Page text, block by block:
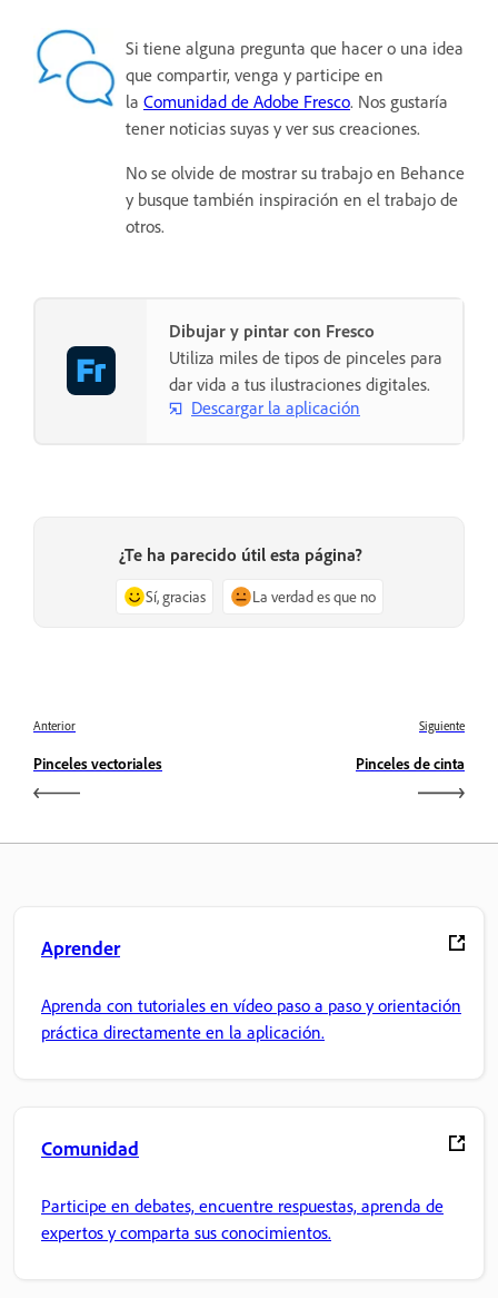
Si tiene alguna pregunta que hacer o una idea
que compartir, venga y participe en
la Comunidad de Adobe Fresco. Nos gustaría
tener noticias suyas y ver sus creaciones.
No se olvide de mostrar su trabajo en Behance
y busque también inspiración en el trabajo de
otros.
Dibujar y pintar con Fresco
Utiliza miles de tipos de pinceles para
dar vida a tus ilustraciones digitales.
Descargar la aplicación
¿Te ha parecido útil esta página?
Sí, gracias La verdad es que no
Anterior
Pinceles vectoriales
Siguiente
Pinceles de cinta
Aprender
Aprenda con tutoriales en vídeo paso a paso y orientación
práctica directamente en la aplicación.
Comunidad
Participe en debates, encuentre respuestas, aprenda de
expertos y comparta sus conocimientos.